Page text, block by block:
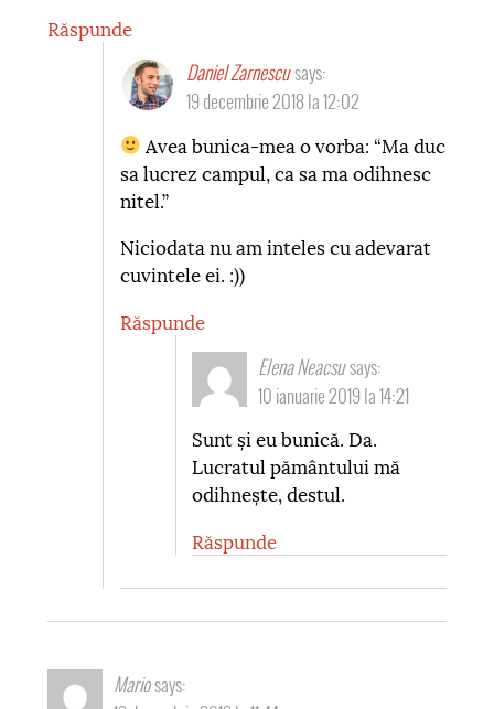
Răspunde
Daniel Zarnescusays:
19 decembrie 2018 la 12:02
Avea bunica-mea o vorba: “Ma duc
sa lucrez campul, ca sa ma odihnesc
nitel.”
Niciodata nu am inteles cu adevarat
cuvintele ei. :))
Răspunde
Elena Neacsusays:
10 ianuarie 2019 la 14:21
Sunt și eu bunică. Da.
Lucratul pământului mă
odihnește, destul.
Răspunde
Mariosays: